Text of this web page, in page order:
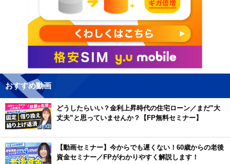
おすすめ動画
どうしたらいい？金利上昇時代の住宅ローン／まだ”大
丈夫”と思っていませんか？【FP無料セミナー】
【動画セミナー】今からでも遅くない！60歳からの老後
資金セミナー／FPがわかりやすく解説します！